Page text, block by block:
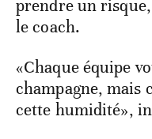
prendre un
le coach.
«Chaque équipe
champagne, mais
cette humidité»,